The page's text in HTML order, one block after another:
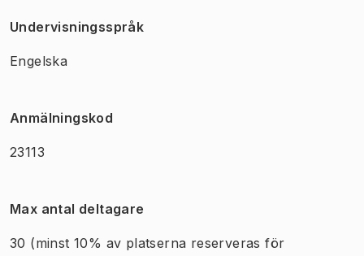
Undervisningsspråk
Engelska
Anmälningskod
23113
Max antal deltagare
30 (minst 10% av platserna reserveras för